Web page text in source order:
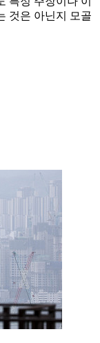
것은 아닌지 모골